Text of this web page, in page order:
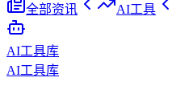
全部资讯 AI工具
AI工具库
AI工具库